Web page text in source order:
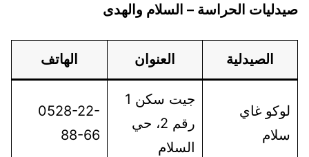
صيدليات الحراسة – السلام والهدى
الصيدلية العنوان الهاتف
لوكو غاي
سلام
جيت سكن 1
رقم 2، حي
السلام
0528-22-
88-66